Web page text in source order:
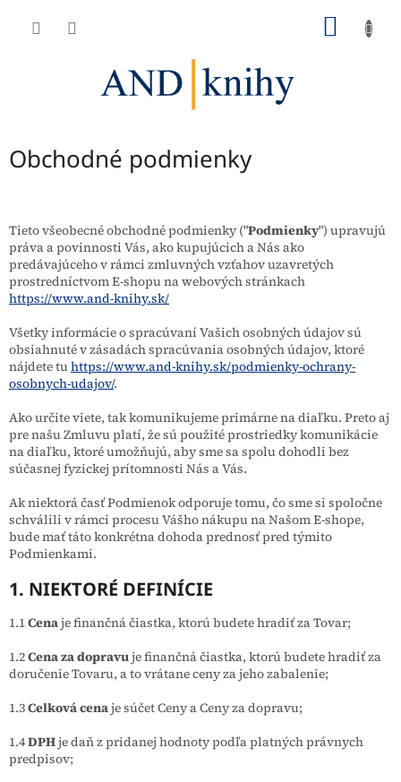
Obchodné podmienky
Tieto všeobecné obchodné podmienky ("Podmienky") upravujú
práva a povinnosti Vás, ako kupujúcich a Nás ako
predávajúceho v rámci zmluvných vzťahov uzavretých
prostredníctvom E-shopu na webových stránkach
https://www.and-knihy.sk/
Všetky informácie o spracúvaní Vašich osobných údajov sú
obsiahnuté v zásadách spracúvania osobných údajov, ktoré
nájdete tuhttps://www.and-knihy.sk/podmienky-ochrany-
osobnych-udajov/.
Ako určite viete, tak komunikujeme primárne na diaľku. Preto aj
pre našu Zmluvu platí, že sú použité prostriedky komunikácie
na diaľku, ktoré umožňujú, aby sme sa spolu dohodli bez
súčasnej fyzickej prítomnosti Nás a Vás.
Ak niektorá časť Podmienok odporuje tomu, čo sme si spoločne
schválili v rámci procesu Vášho nákupu na Našom E-shope,
bude mať táto konkrétna dohoda prednosť pred týmito
Podmienkami.
1. NIEKTORÉ DEFINÍCIE
1.1Cenaje finančná čiastka, ktorú budete hradiť za Tovar;
1.2Cena za dopravuje finančná čiastka, ktorú budete hradiť za
doručenie Tovaru, a to vrátane ceny za jeho zabalenie;
1.3Celková cenaje súčet Ceny a Ceny za dopravu;
1.4DPHje daň z pridanej hodnoty podľa platných právnych
predpisov;